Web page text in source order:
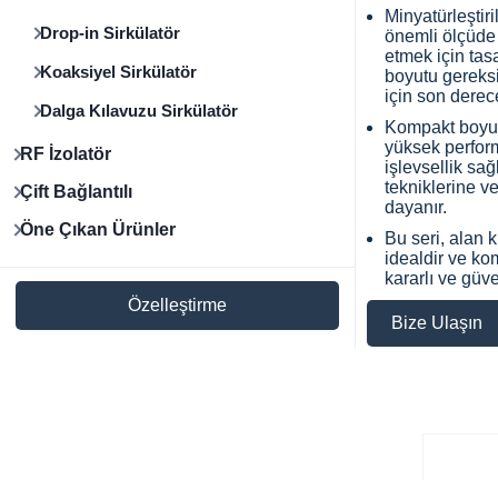
Drop-in Sirkülatör
Koaksiyel Sirkülatör
Dalga Kılavuzu Sirkülatör
RF İzolatör
Çift Bağlantılı
Öne Çıkan Ürünler
Özelleştirme
önemli
etmek için
boyutu
için son
Kompakt
yüksek
işlevsellik
tekniklerine
dayanır.
Bu seri, alan
idealdir ve
kararlı ve
Bize Ulaşın